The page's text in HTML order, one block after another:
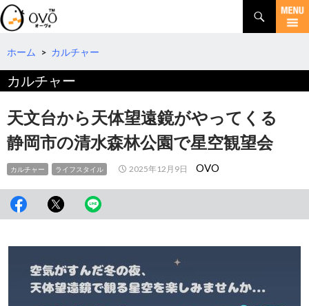
検
索
コ
テ
ツ
へ
動
ホーム > カルチャー
カルチャー
天文台から天体望遠鏡がやってくる
静岡市の清水森林公園で星空観望会
カルチャー ライフスタイル 2025年12月9日 OVO